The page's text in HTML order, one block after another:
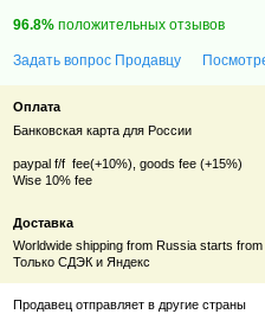
96.8% положительных отзывов
Задать вопрос Продавцу
Оплата
Банковская карта для России
paypal f/f fee(+10%), goods fee (+15%)
Wise 10% fee
Доставка
Worldwide shipping from Russia starts from
Только СДЭК и Яндекс
Продавец отправляет в другие страны